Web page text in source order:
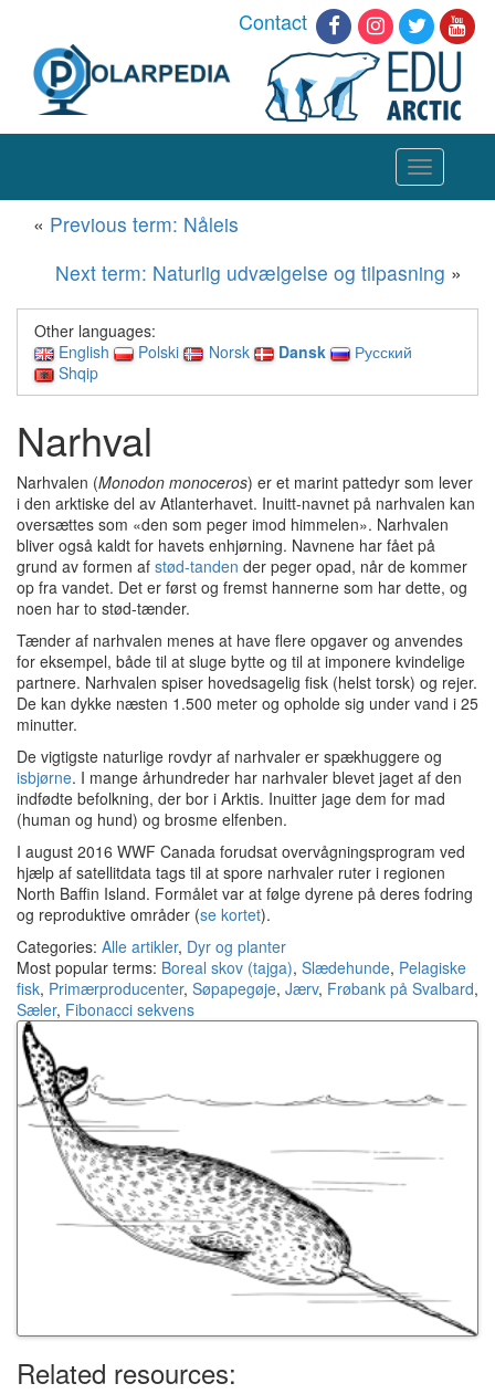
Contact
Toggle
navigation
« Previous term: Nåleis
Next term: Naturlig udvælgelse og tilpasning »
Other languages:
English
Polski Norsk Dansk
Русский
Shqip
Narhval
Narhvalen (Monodon monoceros) er et marint pattedyr som lever
i den arktiske del av Atlanterhavet. Inuitt-navnet på narhvalen kan
oversættes som «den som peger imod himmelen». Narhvalen
bliver også kaldt for havets enhjørning. Navnene har fået på
grund av formen af stød-tanden der peger opad, når de kommer
op fra vandet. Det er først og fremst hannerne som har dette, og
noen har to stød-tænder.
Tænder af narhvalen menes at have flere opgaver og anvendes
for eksempel, både til at sluge bytte og til at imponere kvindelige
partnere. Narhvalen spiser hovedsagelig fisk (helst torsk) og rejer.
De kan dykke næsten 1.500 meter og opholde sig under vand i 25
minutter.
De vigtigste naturlige rovdyr af narhvaler er spækhuggere og
isbjørne. I mange århundreder har narhvaler blevet jaget af den
indfødte befolkning, der bor i Arktis. Inuitter jage dem for mad
(human og hund) og brosme elfenben.
I august 2016 WWF Canada forudsat overvågningsprogram ved
hjælp af satellitdata tags til at spore narhvaler ruter i regionen
North Baffin Island. Formålet var at følge dyrene på deres fodring
og reproduktive områder (se kortet).
Categories: Alle artikler, Dyr og planter
Most popular terms: Boreal skov (tajga), Slædehunde, Pelagiske
fisk, Primærproducenter, Søpapegøje, Jærv, Frøbank på Svalbard,
Sæler, Fibonacci sekvens
Related resources: